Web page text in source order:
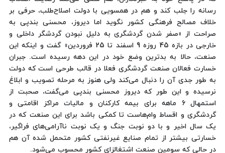
رسانه را جلب کند و هم در همسویی با دولت اصلاح‌طلب، حرفی بر
خلاف مصالح فرهنگی کشور نگوید اما دیروز، محسنی بندپی به
صراحت از «صفر شدن گردشگری به دلیل نبودن گردشگر داخلی و
خارجی در بازه 45 روزه 9 اسفند تا 25 فروردین» گفت و اینکه این
صنعت، حالا به بدترین وضع خود در این دهه رسیده است. جبران
خسارت فعالان صنعت گردشگری فعلا در قالب طرحی است که دولت
به ‌طور جدی آن را دنبال می‌کند ولی هنوز به مرحله تصویب و ابلاغ
نرسیده و این طور که دیروز محسنی بندپی می‌گفت، صحبت از
استمهال 6 ماهه برای بیمه کارکنان و مالیات مراکز اقامتی و
گردشگری و اقساط وام‌هاست تا کمکی باشد برای این صنعت که در
یک سال اخیر و با دو نوبت جنگ و یک نوبت ناآرامی‌های فراگیر،
خسارتی بیشتر از تمام صنایع غیرنفتی کشور متحمل شده آن هم
در حالی که سومین صنعت اشتغالزای کشور محسوب می‌شود.